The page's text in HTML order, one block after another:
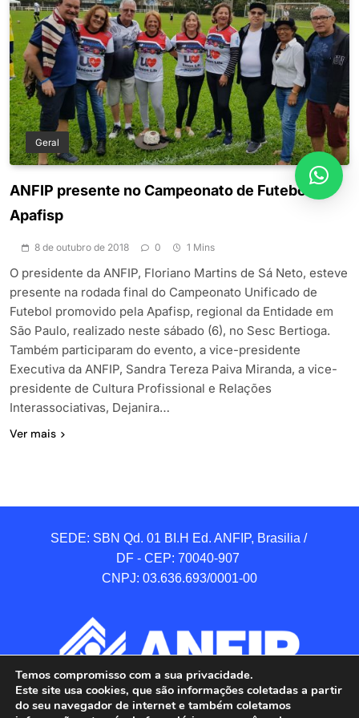
Geral
ANFIP presente no Campeonato de Futebol da
Apafisp
8 de outubro de 2018 0 1 Mins
O presidente da ANFIP, Floriano Martins de Sá Neto, esteve
presente na rodada final do Campeonato Unificado de
Futebol promovido pela Apafisp, regional da Entidade em
São Paulo, realizado neste sábado (6), no Sesc Bertioga.
Também participaram do evento, a vice-presidente
Executiva da ANFIP, Sandra Tereza Paiva Miranda, a vice-
presidente de Cultura Profissional e Relações
Interassociativas, Dejanira…
Ver mais
SEDE: SBN Qd. 01 BI.H Ed. ANFIP, Brasilia /
DF - CEP: 70040-907
CNPJ: 03.636.693/0001-00
Temos compromisso com a sua privacidade.
Este site usa cookies, que são informações coletadas a partir
do seu navegador de internet e também coletamos